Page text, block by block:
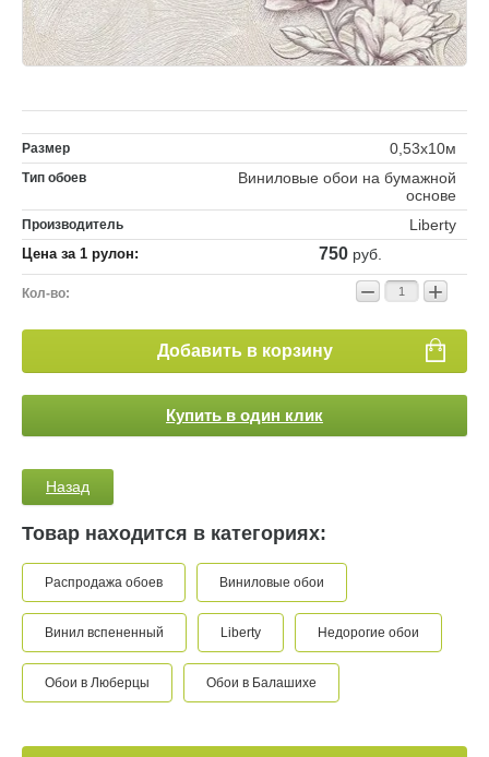
Размер 0,53x10м
Тип обоев
Виниловые обои на бумажной
основе
Производитель Liberty
Цена за 1 рулон: 750 руб.
Кол-во: − +
Добавить в корзину
Купить в один клик
Назад
Товар находится в категориях:
Распродажа обоев Виниловые обои
Винил вспененный Liberty Недорогие обои
Обои в Люберцы Обои в Балашихе